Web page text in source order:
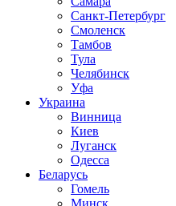
Санкт-Петербург
Смоленск
Тамбов
Тула
Челябинск
Уфа
Украина
Винница
Киев
Луганск
Одесса
Беларусь
Гомель
Минск